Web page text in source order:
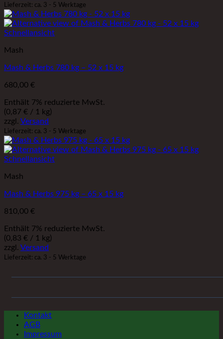
Lieferzeit: ca. 3 - 5 Werktage
Schnellansicht
Mash
Mash & Herbs 780 kg – 52 x 15 kg
680,00 €
Enthält 7% reduzierte MwSt.
(0,87 € / 1 kg)
zzgl. Versand
Lieferzeit: ca. 3 - 5 Werktage
Schnellansicht
Mash
Mash & Herbs 975 kg – 65 x 15 kg
810,00 €
Enthält 7% reduzierte MwSt.
(0,83 € / 1 kg)
zzgl. Versand
Lieferzeit: ca. 3 - 5 Werktage
Kontakt
AGB
Impressum